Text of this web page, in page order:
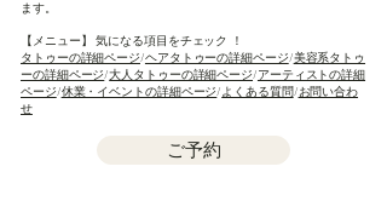
ます。
【メニュー】 気になる項目をチェック ！
タトゥーの詳細ページ/ヘアタトゥーの詳細ページ/美容系タトゥ
ーの詳細ページ/大人タトゥーの詳細ページ/アーティストの詳細
ページ/休業・イベントの詳細ページ/ よくある質問/お問い合わ
せ​​​​
ご予約